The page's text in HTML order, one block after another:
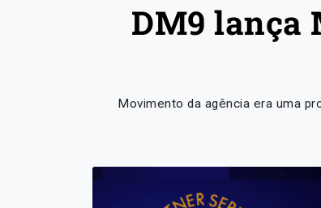
DM9 lança
Movimento da agência era uma